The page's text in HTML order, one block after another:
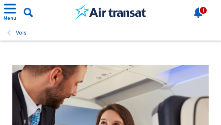
Menu
1
Vols